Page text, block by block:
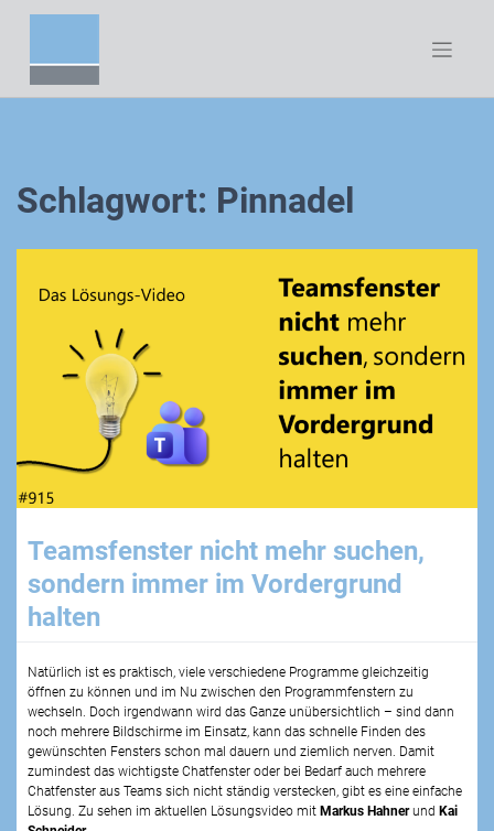
Schlagwort: Pinnadel
Teamsfenster nicht mehr suchen,
sondern immer im Vordergrund
halten
Natürlich ist es praktisch, viele verschiedene Programme gleichzeitig
öffnen zu können und im Nu zwischen den Programmfenstern zu
wechseln. Doch irgendwann wird das Ganze unübersichtlich – sind dann
noch mehrere Bildschirme im Einsatz, kann das schnelle Finden des
gewünschten Fensters schon mal dauern und ziemlich nerven. Damit
zumindest das wichtigste Chatfenster oder bei Bedarf auch mehrere
Chatfenster aus Teams sich nicht ständig verstecken, gibt es eine einfache
Lösung. Zu sehen im aktuellen Lösungsvideo mit Markus Hahnerund Kai